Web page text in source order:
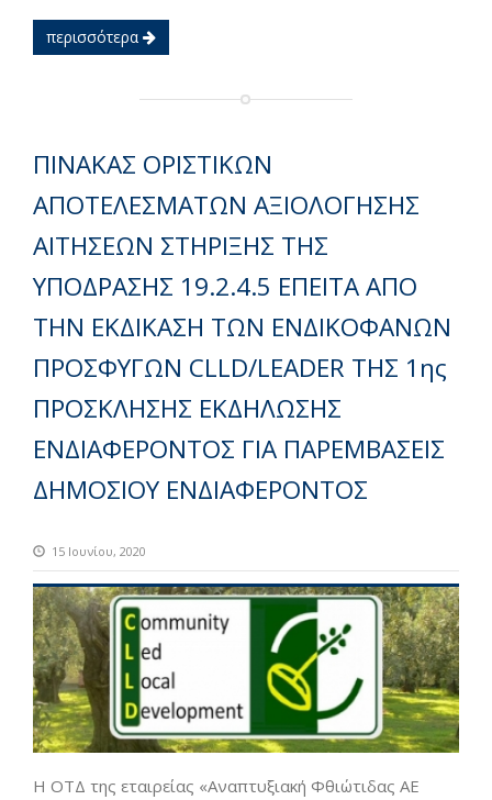
περισσότερα
ΠΙΝΑΚΑΣ ΟΡΙΣΤΙΚΩΝ
ΑΠΟΤΕΛΕΣΜΑΤΩΝ ΑΞΙΟΛΟΓΗΣΗΣ
ΑΙΤΗΣΕΩΝ ΣΤΗΡΙΞΗΣ ΤΗΣ
ΥΠΟΔΡΑΣΗΣ 19.2.4.5 ΕΠΕΙΤΑ ΑΠΟ
ΤΗΝ ΕΚΔΙΚΑΣΗ ΤΩΝ ΕΝΔΙΚΟΦΑΝΩΝ
ΠΡΟΣΦΥΓΩΝ CLLD/LEADER ΤΗΣ 1ης
ΠΡΟΣΚΛΗΣΗΣ ΕΚΔΗΛΩΣΗΣ
ΕΝΔΙΑΦΕΡΟΝΤΟΣ ΓΙΑ ΠΑΡΕΜΒΑΣΕΙΣ
ΔΗΜΟΣΙΟΥ ΕΝΔΙΑΦΕΡΟΝΤΟΣ
15 Ιουνίου, 2020
H ΟΤΔ της εταιρείας «Αναπτυξιακή Φθιώτιδας ΑΕ